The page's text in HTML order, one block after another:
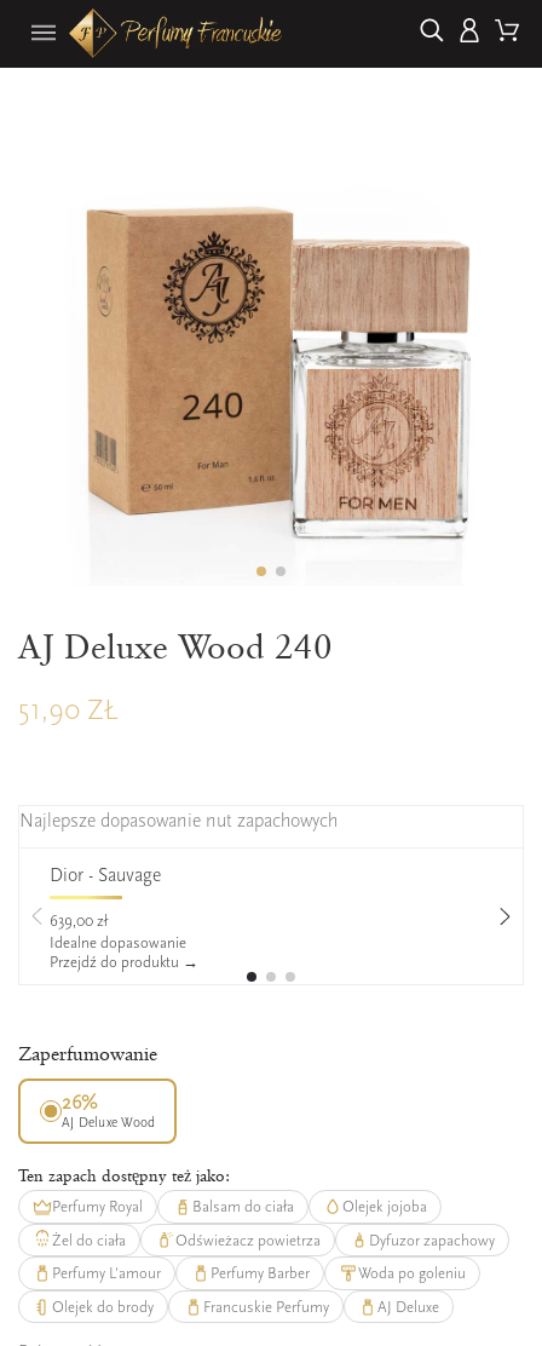
AJ Deluxe Wood 240
51,90 ZŁ
Najlepsze dopasowanie nut zapachowych
Dior - Sauvage
639,00 zł
Idealne dopasowanie
Przejdź do produktu →
Zaperfumowanie
26%
AJ Deluxe Wood
Ten zapach dostępny też jako:
Perfumy Royal Balsam do ciała
Olejek jojoba
Żel do ciała
Odświeżacz powietrza
Dyfuzor zapachowy
Perfumy L'amour
Perfumy Barber
Woda po goleniu
Olejek do brody
Francuskie Perfumy AJ Deluxe